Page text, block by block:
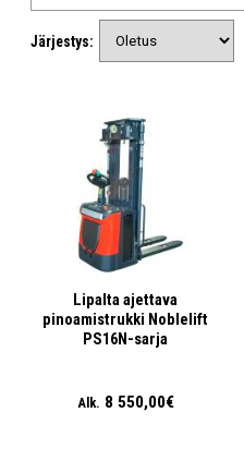
Järjestys:
Lipalta ajettava
pinoamistrukki Noblelift
PS16N-sarja
Alk. 8 550,00€